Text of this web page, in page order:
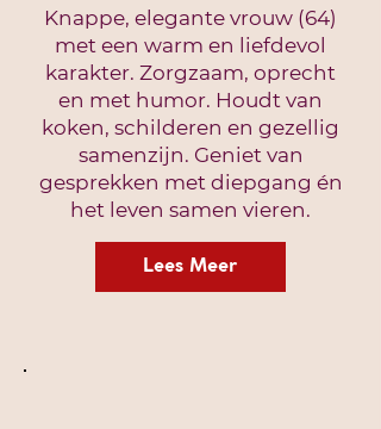
Knappe, elegante vrouw (64)
met een warm en liefdevol
karakter. Zorgzaam, oprecht
en met humor. Houdt van
koken, schilderen en gezellig
samenzijn. Geniet van
gesprekken met diepgang én
het leven samen vieren.
Lees Meer